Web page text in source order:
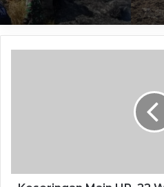
masyarakat Indonesia. Terima
langkah untuk menyaksikan
tahun ini. Semoga
Pemkab